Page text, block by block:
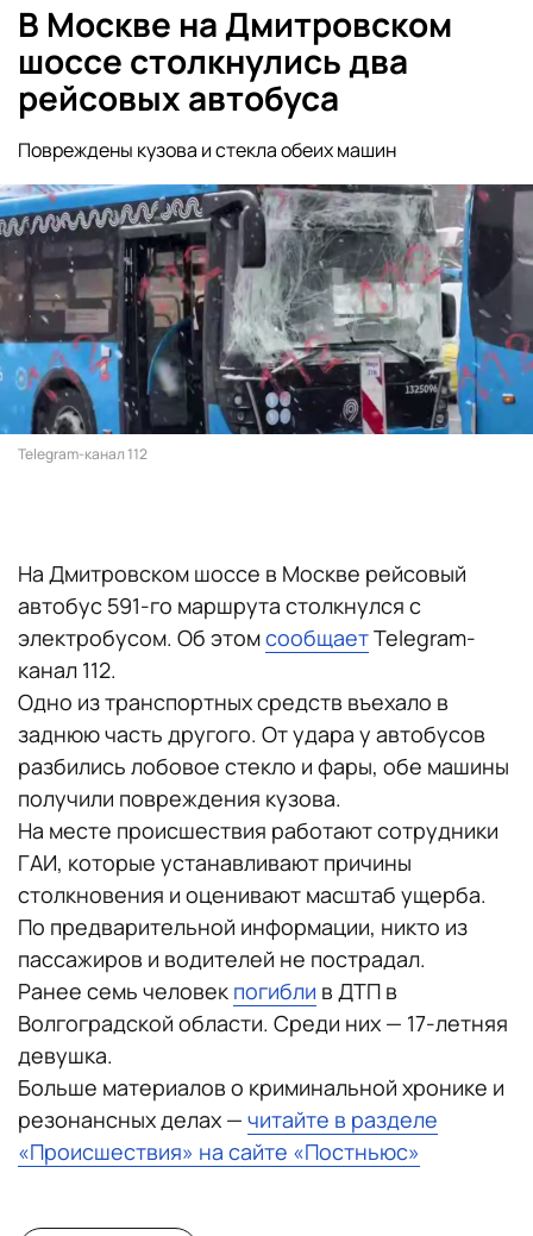
В Москве на Дмитровском
шоссе столкнулись два
рейсовых автобуса
Повреждены кузова и стекла обеих машин
Telegram-канал 112
На Дмитровском шоссе в Москве рейсовый
автобус 591-го маршрута столкнулся с
электробусом. Об этомсообщаетTelegram-
канал 112.
Одно из транспортных средств въехало в
заднюю часть другого. От удара у автобусов
разбились лобовое стекло и фары, обе машины
получили повреждения кузова.
На месте происшествия работают сотрудники
ГАИ, которые устанавливают причины
столкновения и оценивают масштаб ущерба.
По предварительной информации, никто из
пассажиров и водителей не пострадал.
Ранее семь человек погибли в ДТП в
Волгоградской области. Среди них — 17-летняя
девушка.
Больше материалов о криминальной хронике и
резонансных делах — читайте в разделе
«Происшествия» на сайте «Постньюс»